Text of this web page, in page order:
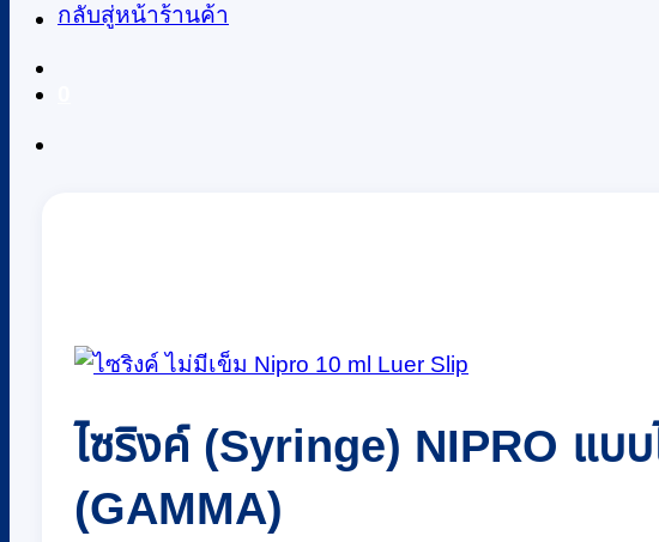
กลับสู่หน้าร้านค้า
ไซริงค์ (Syringe) NIPRO แบ
(GAMMA)